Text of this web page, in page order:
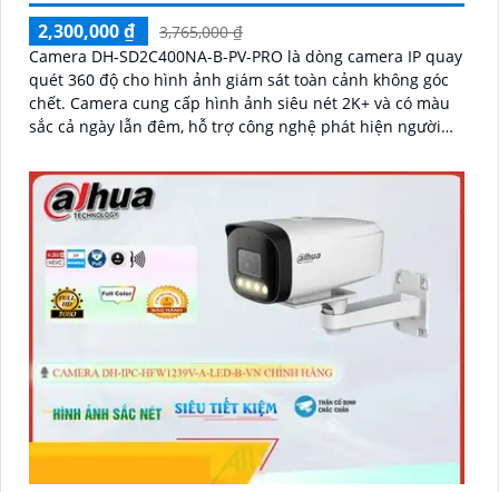
2,300,000 ₫
3,765,000 ₫
Camera DH-SD2C400NA-B-PV-PRO là dòng camera IP quay
quét 360 độ cho hình ảnh giám sát toàn cảnh không góc
chết. Camera cung cấp hình ảnh siêu nét 2K+ và có màu
sắc cả ngày lẫn đêm, hỗ trợ công nghệ phát hiện người